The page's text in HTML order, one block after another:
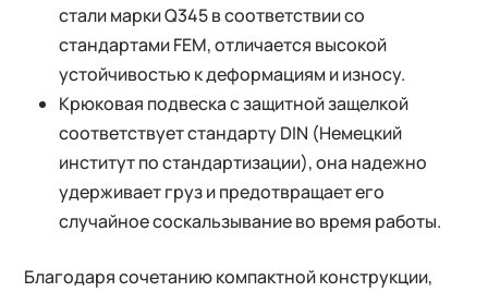
стали марки Q345 в соответствии со
стандартами FEM, отличается высокой
устойчивостью к деформациям и износу.
Крюковая подвеска с защитной защелкой
соответствует стандарту DIN (Немецкий
институт по стандартизации), она надежно
удерживает груз и предотвращает его
случайное соскальзывание во время работы.
Благодаря сочетанию компактной конструкции,